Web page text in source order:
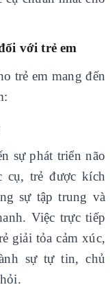
với trẻ em
trẻ em mang đến
sự phát triển não
cụ, trẻ được kích
sự tập trung và
Việc trực tiếp
giải tỏa cảm xúc,
sự tự tin, chủ